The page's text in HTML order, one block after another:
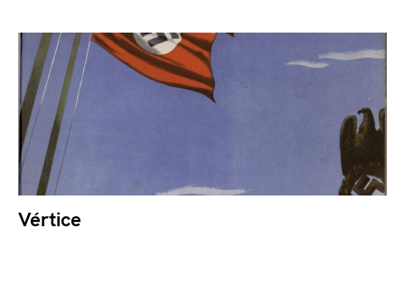
Vértice